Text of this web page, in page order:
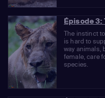
Épisode 3:
The instinct
is hard to
way animals,
female, care
species.